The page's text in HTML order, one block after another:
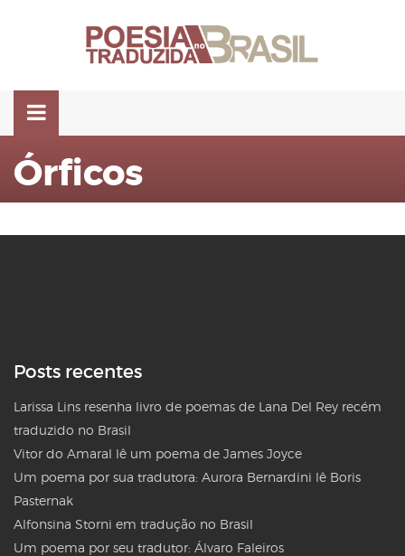
Órficos
Posts recentes
Larissa Lins resenha livro de poemas de Lana Del Rey recém
traduzido no Brasil
Vitor do Amaral lê um poema de James Joyce
Um poema por sua tradutora: Aurora Bernardini lê Boris
Pasternak
Alfonsina Storni em tradução no Brasil
Um poema por seu tradutor: Álvaro Faleiros